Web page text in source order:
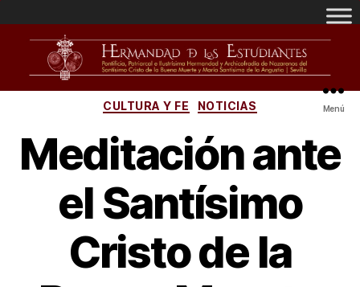
Menú
CULTURA Y FE NOTICIAS
Meditación ante
el Santísimo
Cristo de la